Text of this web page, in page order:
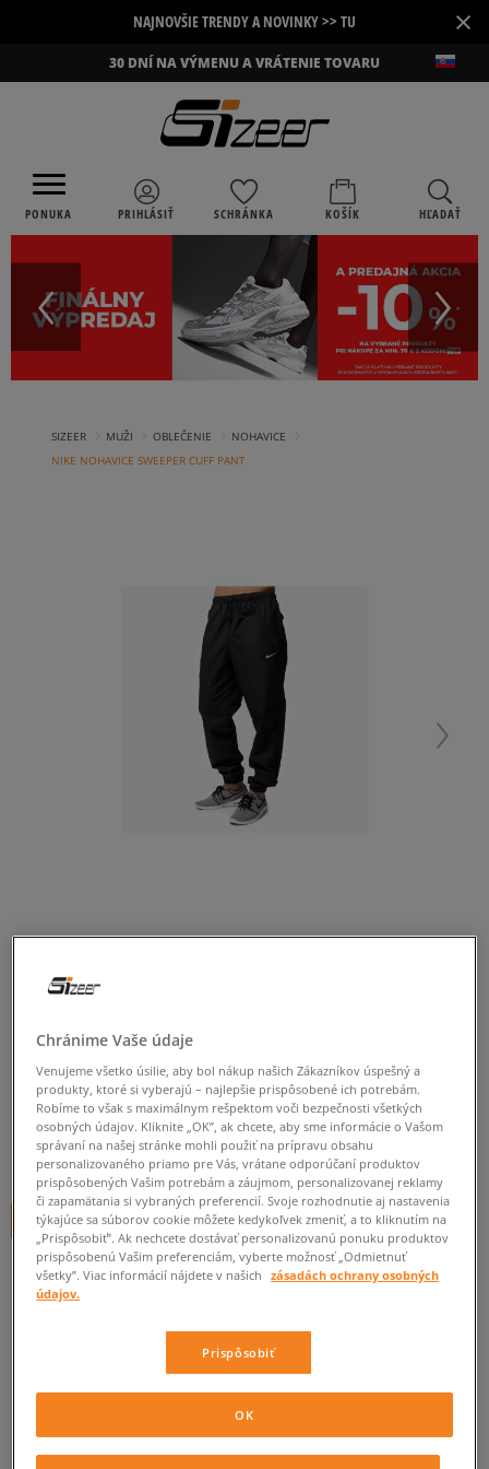
NAJNOVŠIE TRENDY A NOVINKY >> TU ×
30 DNÍ NA VÝMENU A VRÁTENIE TOVARU
PONUKA PRIHLÁSIŤ SCHRÁNKA KOŠÍK HĽADAŤ
SIZEER MUŽI OBLEČENIE NOHAVICE
NIKE NOHAVICE SWEEPER CUFF PANT
CUFF PANT
pánske, nohavice
0.0( 0)
45€ cena s DPH
+ 45 BODOV VSIZEERCLUBE
Informujte ma o dostupnosti
Ak bude položka opäť dostupná, dostanete od nás oznámenie.
Informovať o
ZISTIŤ DOSTUPNOSŤ V NAŠICH KAMENNÝCH PREDAJNIACH
Chránime Vaše údaje
Venujeme všetko úsilie, aby bol nákup našich Zákazníkov úspešný a
produkty, ktoré si vyberajú – najlepšie prispôsobené ich potrebám.
Robíme to však s maximálnym rešpektom voči bezpečnosti všetkých
osobných údajov. Kliknite „OK”, ak chcete, aby sme informácie o Vašom
správaní na našej stránke mohli použiť na prípravu obsahu
personalizovaného priamo pre Vás, vrátane odporúčaní produktov
prispôsobených Vašim potrebám a záujmom, personalizovanej reklamy
či zapamätania si vybraných preferencií. Svoje rozhodnutie aj nastavenia
týkajúce sa súborov cookie môžete kedykoľvek zmeniť, a to kliknutím na
„Prispôsobiť”. Ak nechcete dostávať personalizovanú ponuku produktov
prispôsobenú Vašim preferenciám, vyberte možnosť „Odmietnuť
všetky”. Viac informácií nájdete v našich
zásadách ochrany osobných
údajov.
Prispôsobiť
OK